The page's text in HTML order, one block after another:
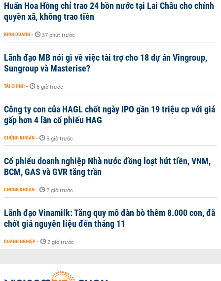
Huấn Hoa Hồng chỉ trao 24 bồn nước tại Lai Châu cho chính
quyền xã, không trao tiền
KINH DOANH - 37 phút trước
Lãnh đạo MB nói gì về việc tài trợ cho 18 dự án Vingroup,
Sungroup và Masterise?
TÀI CHÍNH - 6 giờ trước
Công ty con của HAGL chốt ngày IPO gần 19 triệu cp với giá
gấp hơn 4 lần cổ phiếu HAG
CHỨNG KHOÁN - 5 giờ trước
Cổ phiếu doanh nghiệp Nhà nước đồng loạt hút tiền, VNM,
BCM, GAS và GVR tăng trần
CHỨNG KHOÁN - 2 giờ trước
Lãnh đạo Vinamilk: Tăng quy mô đàn bò thêm 8.000 con, đã
chốt giá nguyên liệu đến tháng 11
DOANH NGHIỆP - 2 giờ trước